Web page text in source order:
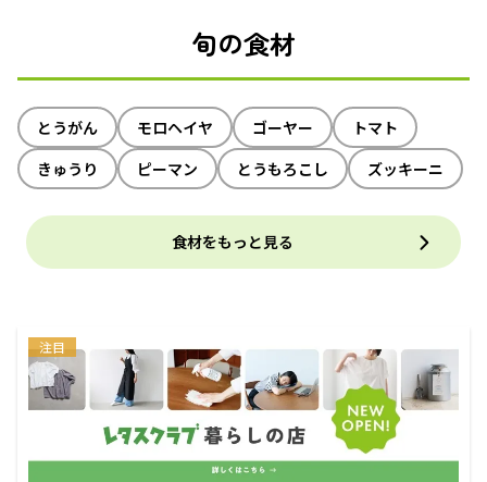
旬の食材
とうがん モロヘイヤ ゴーヤー
トマト
きゅうり
ピーマン とうもろこし ズッキーニ
食材をもっと見る
注目